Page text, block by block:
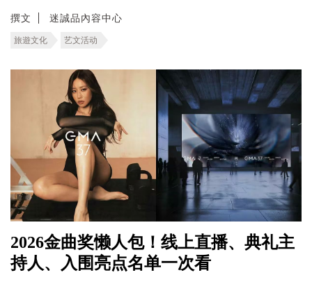
撰文 迷誠品內容中心
旅遊文化 艺文活动
2026金曲奖懒人包！线上直播、典礼主
持人、入围亮点名单一次看